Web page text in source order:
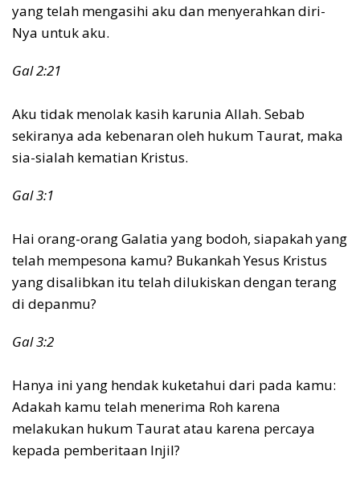
yang telah mengasihi aku dan menyerahkan diri-
Nya untuk aku.
Gal 2:21
Aku tidak menolak kasih karunia Allah. Sebab
sekiranya ada kebenaran oleh hukum Taurat, maka
sia-sialah kematian Kristus.
Gal 3:1
Hai orang-orang Galatia yang bodoh, siapakah yang
telah mempesona kamu? Bukankah Yesus Kristus
yang disalibkan itu telah dilukiskan dengan terang
di depanmu?
Gal 3:2
Hanya ini yang hendak kuketahui dari pada kamu:
Adakah kamu telah menerima Roh karena
melakukan hukum Taurat atau karena percaya
kepada pemberitaan Injil?